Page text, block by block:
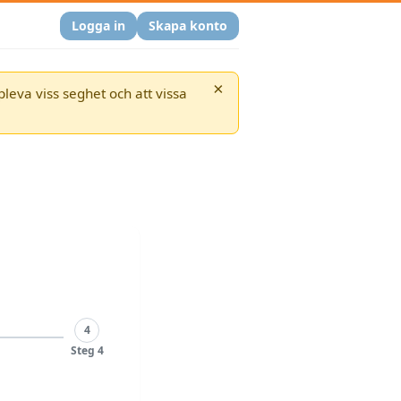
Logga in Skapa konto
viss seghet och att vissa
×
4
Steg 4